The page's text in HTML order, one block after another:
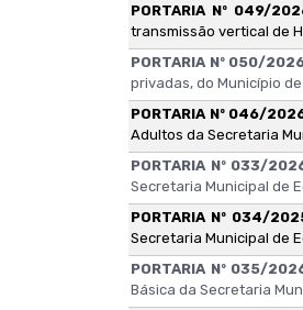
PORTARIA Nº 049/
transmissão vertical de
PORTARIA Nº 050/
privadas, do Município
PORTARIA Nº 046/
Adultos da Secretaria
PORTARIA Nº 033/
Secretaria Municipal de
PORTARIA Nº 034/
Secretaria Municipal de
PORTARIA Nº 035/
Básica da Secretaria